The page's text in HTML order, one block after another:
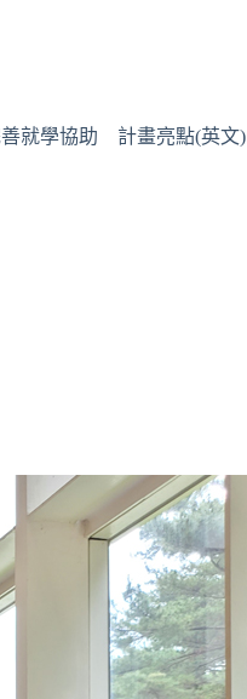
就學協助 計畫亮點(英文)